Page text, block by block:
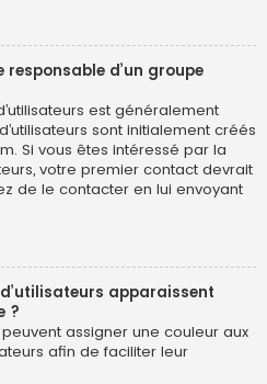
d’un groupe
est généralement
sont initialement créés
Si vous êtes intéressé par la
votre premier contact devrait
de le contacter en lui envoyant
apparaissent
?
assigner une couleur aux
afin de faciliter leur